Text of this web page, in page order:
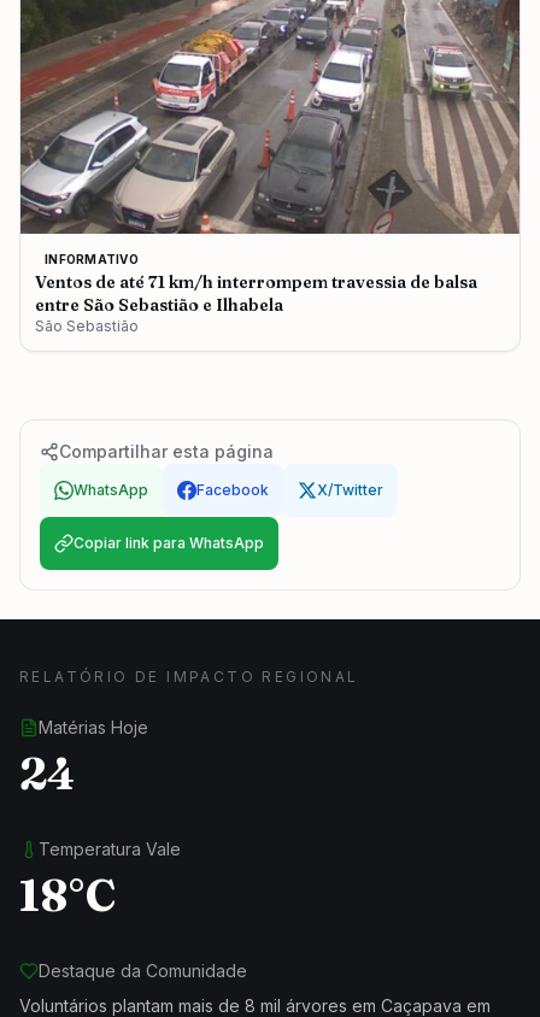
INFORMATIVO
Ventos de até 71 km/h interrompem travessia de balsa
entre São Sebastião e Ilhabela
São Sebastião
Compartilhar esta página
WhatsApp Facebook X/Twitter
Copiar link para WhatsApp
RELATÓRIO DE IMPACTO REGIONAL
Matérias Hoje
24
Temperatura Vale
18°C
Destaque da Comunidade
Voluntários plantam mais de 8 mil árvores em Caçapava em